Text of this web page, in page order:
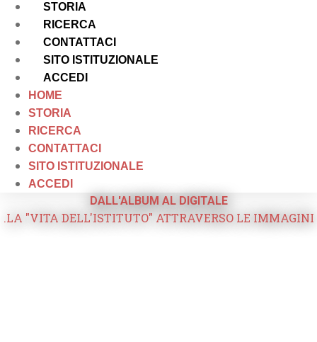
STORIA
RICERCA
CONTATTACI
SITO ISTITUZIONALE
ACCEDI
HOME
STORIA
RICERCA
CONTATTACI
SITO ISTITUZIONALE
ACCEDI
DALL'ALBUM AL DIGITALE
.LA "VITA DELL'ISTITUTO" ATTRAVERSO LE IMMAGINI